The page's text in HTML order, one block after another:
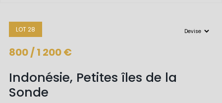
LOT 28
800 / 1 200 €
Indonésie, Petites îles de la
Sonde